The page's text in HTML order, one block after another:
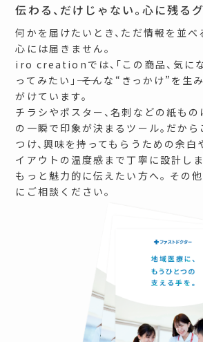
伝わる、だけじゃない。心に残る
何かを届けたいとき、ただ情報を並べ
心には届きません。
iro creationでは、「この商品、気にな
ってみたい」―― そんな“きっかけ”を生
がけています。
チラシやポスター、名刺などの紙もの
の一瞬で印象が決まるツール。だから
つけ、興味を持ってもらうための余白
イアウトの温度感まで丁寧に設計し
もっと魅力的に伝えたい方へ。 その
にご相談ください。